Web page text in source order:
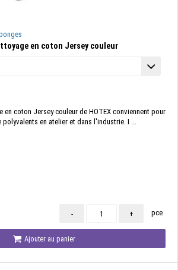
en coton Jersey couleur
en coton Jersey couleur de HOTEX conviennent pour
polyvalents en atelier et dans l'industrie. I ...
- + pce
Ajouter au panier